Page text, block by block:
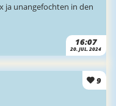
16:07
20. JUL. 2024
ja unangefochten in den
9